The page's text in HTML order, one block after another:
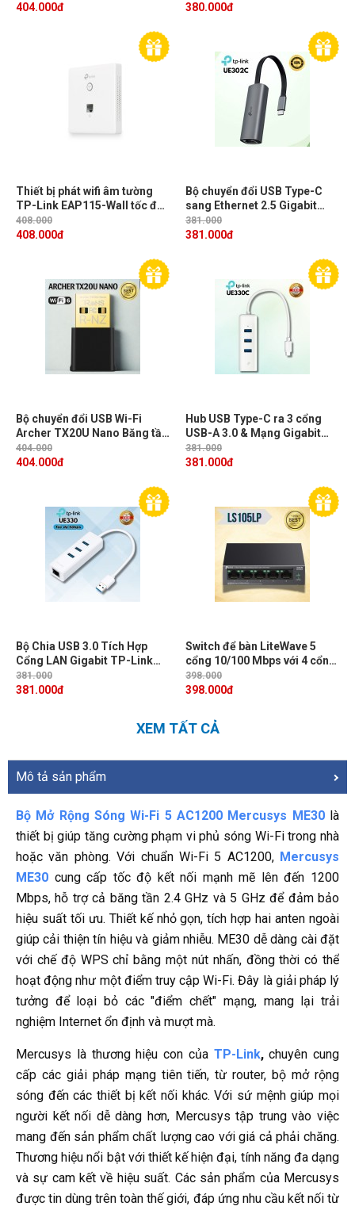
404.000đ 380.000đ
Thiết bị phát wifi âm tường
TP-Link EAP115-Wall tốc độ
300Mbps, hỗ trợ PoE
408.000
408.000đ
Bộ chuyển đổi USB Type-C
sang Ethernet 2.5 Gigabit
TP-Link UE302C, Trải
nghiệm 4K/8K & Gaming, Tản
381.000
381.000đ
Bộ chuyển đổi USB Wi-Fi
Archer TX20U Nano Băng tần
kép AX1800, USB 3.0, Công
nghệ MU-MIMO, OFDMA và
404.000
404.000đ
Hub USB Type-C ra 3 cổng
USB-A 3.0 & Mạng Gigabit
Ethernet TP-Link UE330C,
USB 3.0 Type-A (Tốc độ 5
381.000
381.000đ
Bộ Chia USB 3.0 Tích Hợp
Cổng LAN Gigabit TP-Link
UE330, Tốc độ 5Gbps, Hỗ trợ
hệ điều hành Windows
381.000
381.000đ
Switch để bàn LiteWave 5
cổng 10/100 Mbps với 4 cổng
PoE TP-Link LS105LP, Phục
hồi tự động PoE, 41 W PoE
398.000
398.000đ
XEM TẤT CẢ
Mô tả sản phẩm
Bộ Mở Rộng Sóng Wi-Fi 5 AC1200 Mercusys ME30là
thiết bị giúp tăng cường phạm vi phủ sóng Wi-Fi trong nhà
hoặc văn phòng. Với chuẩn Wi-Fi 5 AC1200, Mercusys
ME30 cung cấp tốc độ kết nối mạnh mẽ lên đến 1200
Mbps, hỗ trợ cả băng tần 2.4 GHz và 5 GHz để đảm bảo
hiệu suất tối ưu. Thiết kế nhỏ gọn, tích hợp hai anten ngoài
giúp cải thiện tín hiệu và giảm nhiễu. ME30 dễ dàng cài đặt
với chế độ WPS chỉ bằng một nút nhấn, đồng thời có thể
hoạt động như một điểm truy cập Wi-Fi. Đây là giải pháp lý
tưởng để loại bỏ các "điểm chết" mạng, mang lại trải
nghiệm Internet ổn định và mượt mà.
Mercusys là thương hiệu con của TP-Link,chuyên cung
cấp các giải pháp mạng tiên tiến, từ router, bộ mở rộng
sóng đến các thiết bị kết nối khác. Với sứ mệnh giúp mọi
người kết nối dễ dàng hơn, Mercusys tập trung vào việc
mang đến sản phẩm chất lượng cao với giá cả phải chăng.
Thương hiệu nổi bật với thiết kế hiện đại, tính năng đa dạng
và sự cam kết về hiệu suất. Các sản phẩm của Mercusys
được tin dùng trên toàn thế giới, đáp ứng nhu cầu kết nối từ